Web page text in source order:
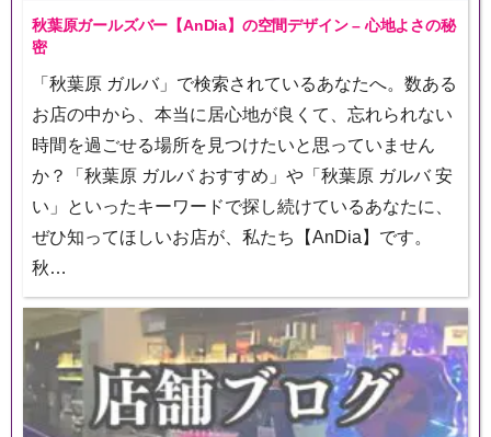
秋葉原ガールズバー【AnDia】の空間デザイン – 心地よさの秘
密
「秋葉原 ガルバ」で検索されているあなたへ。数ある
お店の中から、本当に居心地が良くて、忘れられない
時間を過ごせる場所を見つけたいと思っていません
か？「秋葉原 ガルバ おすすめ」や「秋葉原 ガルバ 安
い」といったキーワードで探し続けているあなたに、
ぜひ知ってほしいお店が、私たち【AnDia】です。
秋…